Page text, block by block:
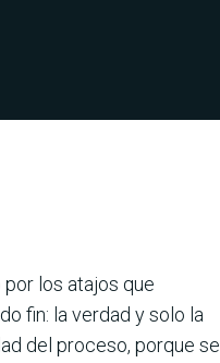
los atajos que
fin: la verdad y solo la
del proceso, porque se